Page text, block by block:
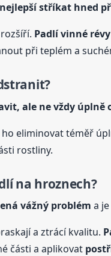
stříkat hned
Padlí vinné révy
při teplém a
ale ne vždy úplně
eliminovat téměř
rostliny.
na hroznech?
vážný problém a
a ztrácí kvalitu.
části a aplikovat